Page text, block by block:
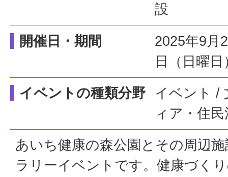
設
開催日・期間
2025年9月
日（日曜日
イベントの種類分野
イベント /
ィア・住
あいち健康の森公園とその周辺
ラリーイベントです。健康づく